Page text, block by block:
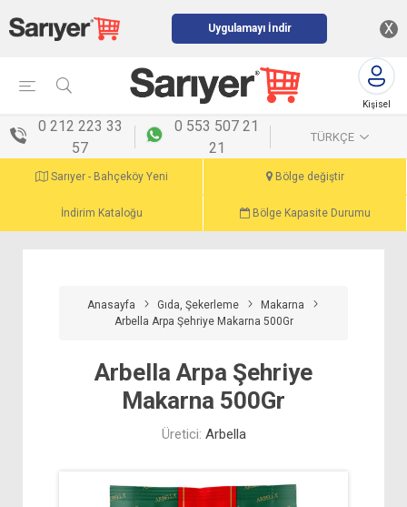
Uygulamayı İndir X
Kişisel
0 212 223 33
57
0 553 507 21
21
TÜRKÇE
Sarıyer - Bahçeköy Yeni Bölge değiştir
İndirim Kataloğu Bölge Kapasite Durumu
Anasayfa Gıda, Şekerleme
Makarna
Arbella Arpa Şehriye Makarna 500Gr
Arbella Arpa Şehriye
Makarna 500Gr
Üretici: Arbella